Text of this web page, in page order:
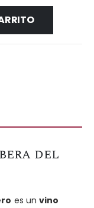
del
es unvino